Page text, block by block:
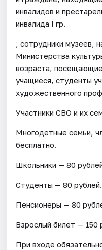
инвалидов и
инвалида I гр.
; сотрудники музеев,
Министерства
возраста,
учащиеся, студенты
художественного
Участники СВО и их
Многодетные семьи,
бесплатно.
Школьники — 80
Студенты — 80 рублей.
Пенсионеры — 80
Взрослый билет — 150
При входе